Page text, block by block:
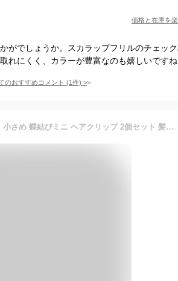
価格と在庫を
がでしょうか。スカラップフリルのチェッ
れにくく、カラーが豊富なのも嬉しいですね
のおすすめコメント (1件) >
Fesanla リボン ヘアアクセ 小さめ 蝶結びミニ ヘアクリップ 2個セット 髪飾り 髪留め 可愛い ヘアアクセサリー 女の子 誕生日 成人式 結婚式 (ダークパープル)